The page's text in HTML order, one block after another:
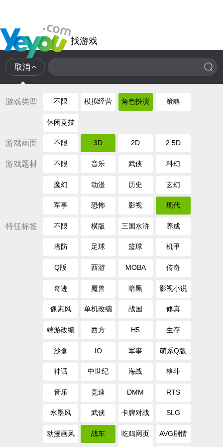
找游戏
取消
游戏类型 不限 模拟经营 角色扮演 策略
休闲竞技
游戏画面 不限 3D 2D 2.5D
游戏题材 不限 音乐 武侠 科幻
魔幻 动漫 历史 玄幻
军事 恐怖 影视 现代
特征标签 不限 横版 三国水浒 养成
塔防 足球 篮球 机甲
Q版 西游 MOBA 传奇
奇迹 魔兽 暗黑 影视小说
像素风 单机改编 战国 修真
端游改编 西方 H5 生存
沙盒 IO 军事 萌系Q版
神话 中世纪 海战 格斗
音乐 竞速 DMM RTS
水墨风 武侠 卡牌对战 SLG
动漫画风 战车 吃鸡网页 AVG剧情